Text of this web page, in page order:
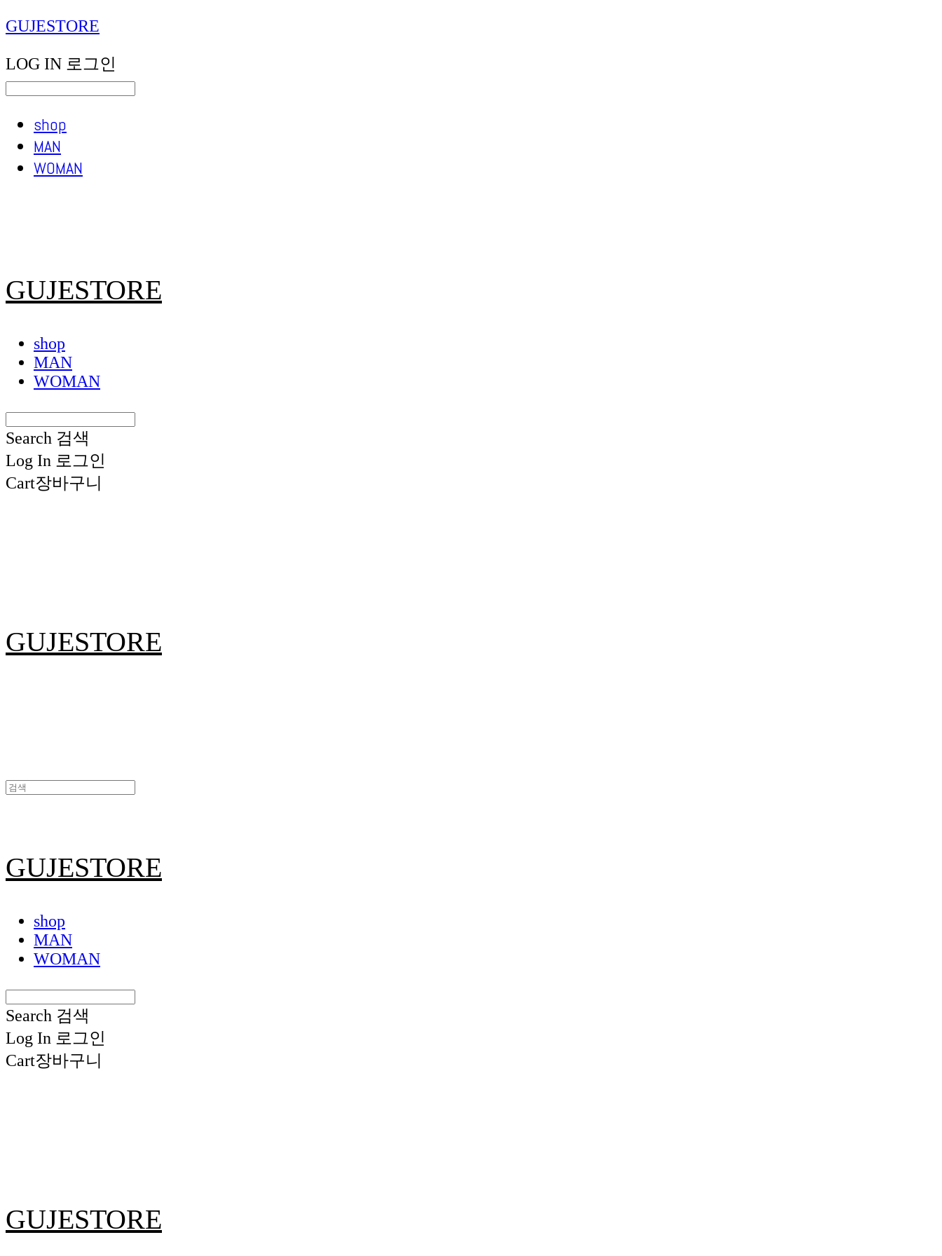
GUJESTORE
LOG IN 로그인
shop
MAN
WOMAN
GUJESTORE
shop
MAN
WOMAN
Search 검색
Log In 로그인
Cart장바구니
GUJESTORE
GUJESTORE
shop
MAN
WOMAN
Search 검색
Log In 로그인
Cart장바구니
GUJESTORE